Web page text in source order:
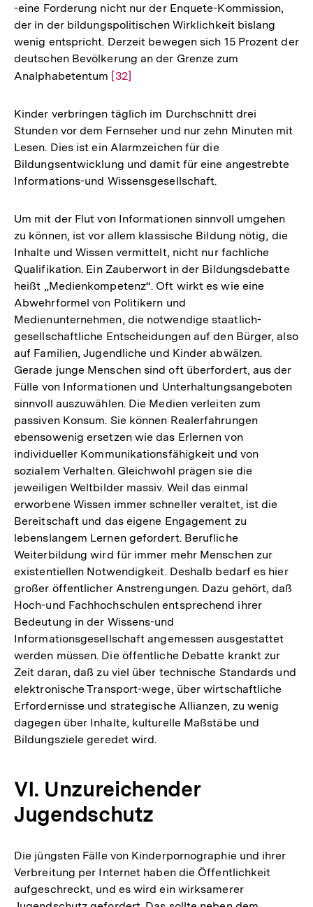
-eine Forderung nicht nur der Enquete-Kommission,
der in der bildungspolitischen Wirklichkeit bislang
wenig entspricht. Derzeit bewegen sich 15 Prozent der
deutschen Bevölkerung an der Grenze zum
Analphabetentum Zur
der
Fußnote
[32]
Kinder verbringen täglich im Durchschnitt drei
Stunden vor dem Fernseher und nur zehn Minuten mit
Lesen. Dies ist ein Alarmzeichen für die
Bildungsentwicklung und damit für eine angestrebte
Informations-und Wissensgesellschaft.
Um mit der Flut von Informationen sinnvoll umgehen
zu können, ist vor allem klassische Bildung nötig, die
Inhalte und Wissen vermittelt, nicht nur fachliche
Qualifikation. Ein Zauberwort in der Bildungsdebatte
heißt „Medienkompetenz“. Oft wirkt es wie eine
Abwehrformel von Politikern und
Medienunternehmen, die notwendige staatlich-
gesellschaftliche Entscheidungen auf den Bürger, also
auf Familien, Jugendliche und Kinder abwälzen.
Gerade junge Menschen sind oft überfordert, aus der
Fülle von Informationen und Unterhaltungsangeboten
sinnvoll auszuwählen. Die Medien verleiten zum
passiven Konsum. Sie können Realerfahrungen
ebensowenig ersetzen wie das Erlernen von
individueller Kommunikationsfähigkeit und von
sozialem Verhalten. Gleichwohl prägen sie die
jeweiligen Weltbilder massiv. Weil das einmal
erworbene Wissen immer schneller veraltet, ist die
Bereitschaft und das eigene Engagement zu
lebenslangem Lernen gefordert. Berufliche
Weiterbildung wird für immer mehr Menschen zur
existentiellen Notwendigkeit. Deshalb bedarf es hier
großer öffentlicher Anstrengungen. Dazu gehört, daß
Hoch-und Fachhochschulen entsprechend ihrer
Bedeutung in der Wissens-und
Informationsgesellschaft angemessen ausgestattet
werden müssen. Die öffentliche Debatte krankt zur
Zeit daran, daß zu viel über technische Standards und
elektronische Transport-wege, über wirtschaftliche
Erfordernisse und strategische Allianzen, zu wenig
dagegen über Inhalte, kulturelle Maßstäbe und
Bildungsziele geredet wird.
VI. Unzureichender
Jugendschutz
Die jüngsten Fälle von Kinderpornographie und ihrer
Verbreitung per Internet haben die Öffentlichkeit
aufgeschreckt, und es wird ein wirksamerer